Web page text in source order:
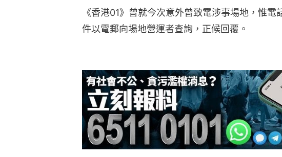
《香港01》曾就今次意外曾致電涉事場地，惟
件以電郵向場地營運者查詢，正候回覆。